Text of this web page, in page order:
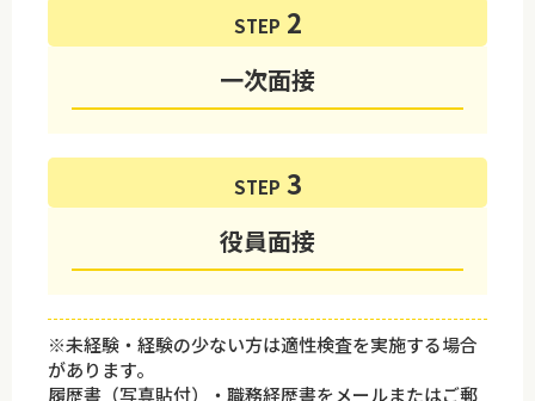
STEP
一次面接
STEP
役員面接
※未経験・経験の少ない方は適性検査を実施する場合
があります。
履歴書（写真貼付）・職務経歴書をメールまたはご郵